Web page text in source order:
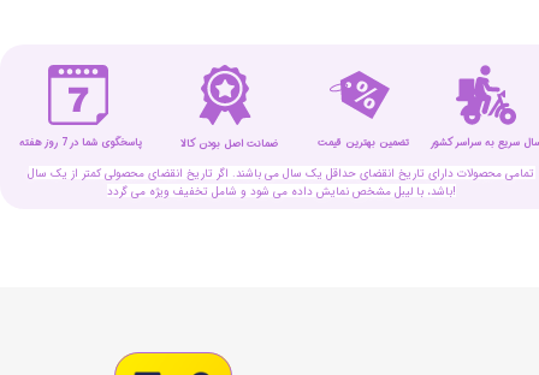
تمامی محصولات دارای تاریخ انقضای حداقل یک سال می باشند. اگر تاریخ انقضای محصولی کمتر از یک سال
باشد، با لیبل مشخص نمایش داده می شود و شامل تخفیف ویژه می گردد!
ضمانت اصل بودن کالا تضمین بهترین قیمت پاسخگوی شما در 7 روز هفته سریع به سراسر کشور